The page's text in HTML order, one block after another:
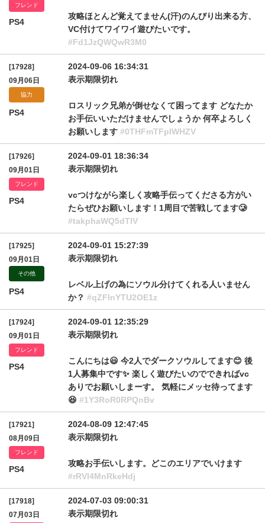
フレンド
PS4
攻略ほとんど覚えてません(汗)のんびり出来る方、
VC付けてワイワイ遊びたいです。
#Fd1JzQWQwR3M0
[17928]
09月06日
協力
PS4
2024-09-06 16:34:31
表示期限切れ
ロスリック兄弟が倒せなくて困ってます どなたか
お手伝いいただけませんでしょうか 何卒よろしく
お願いします #0THFmTFpIWHZV
[17926]
09月01日
フレンド
PS4
2024-09-01 18:36:34
表示期限切れ
vcつけながら楽しく攻略手伝ってくださる方がい
たらぜひお願いします！1周目で苦戦してます🥲
#takphaWQ5dTlV
[17925]
09月01日
その他
PS4
2024-09-01 15:27:39
表示期限切れ
レベル上げの為にソウル分けてくれる人いません
か？ #qZFlnYTU2OE1z
[17924]
09月01日
フレンド
PS4
2024-09-01 12:35:29
表示期限切れ
こんにちは😃 今2人でダークソウルしてます😊 後
1人募集中です✨ 楽しく遊びたいのでできればvc
ありでお願いしまーす。 気軽にメッセ待ってます
😆 #1Y3RoR0RPQnBv
[17921]
08月09日
フレンド
PS4
2024-08-09 12:47:45
表示期限切れ
攻略お手伝いします。どこのエリアでいけます
#rRVl4MnRkeHdj
[17918]
07月03日
2024-07-03 09:00:31
表示期限切れ